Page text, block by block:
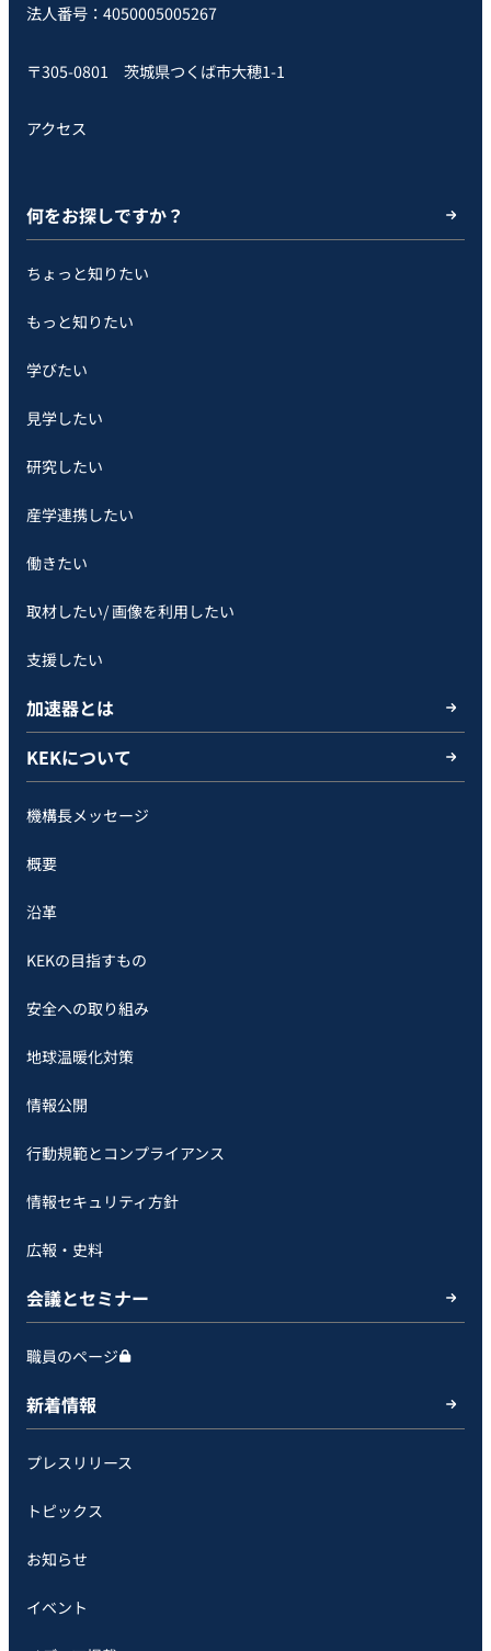
法人番号：4050005005267
〒305-0801 茨城県つくば市大穂1-1
アクセス
何をお探しですか？
ちょっと知りたい
もっと知りたい
学びたい
見学したい
研究したい
産学連携したい
働きたい
取材したい/ 画像を利用したい
支援したい
加速器とは
KEKについて
機構長メッセージ
概要
沿革
KEKの目指すもの
安全への取り組み
地球温暖化対策
情報公開
行動規範とコンプライアンス
情報セキュリティ方針
広報・史料
会議とセミナー
職員のページ
新着情報
プレスリリース
トピックス
お知らせ
イベント